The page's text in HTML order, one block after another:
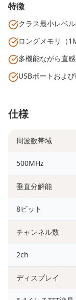
特徴
クラス最小レベ
ロングメモリ（
多機能ながら直
USBポートおよ
仕様
周波数帯域
500MHz
垂直分解能
8ビット
チャンネル数
2ch
ディスプレイ